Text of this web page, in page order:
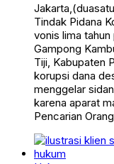
Tindak Pidana
vonis lima
Gampong
Tiji, Kabupaten
korupsi dana
menggelar
karena aparat
Pencarian